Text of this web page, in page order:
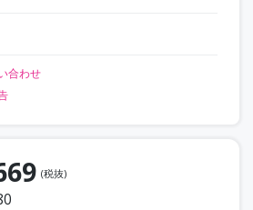
合わせ
(税抜)